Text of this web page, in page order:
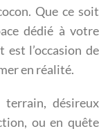
Que ce soit
dédié à votre
l’occasion de
en réalité.
terrain, désireux
ou en quête